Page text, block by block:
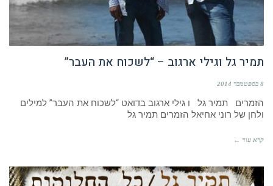
תמיר גל וגילי ארגוב – “לשכוח את העבר”
8 בספטמבר 2014
הזמרים תמיר גל ו גילי ארגוב בדואט “לשכוח את העבר” למילים
ולחן של רוני אחיאל הזמרים תמיר גל
קרא עוד ←